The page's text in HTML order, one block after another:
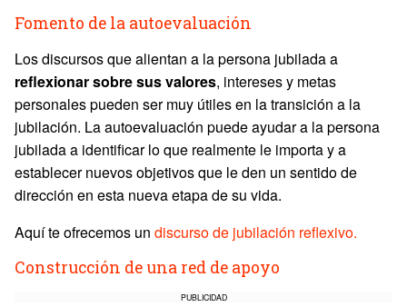
Fomento de la autoevaluación
Los discursos que alientan a la persona jubilada a
reflexionar sobre sus valores, intereses y metas
personales pueden ser muy útiles en la transición a la
jubilación. La autoevaluación puede ayudar a la persona
jubilada a identificar lo que realmente le importa y a
establecer nuevos objetivos que le den un sentido de
dirección en esta nueva etapa de su vida.
Aquí te ofrecemos un discurso de jubilación reflexivo.
Construcción de una red de apoyo
PUBLICIDAD